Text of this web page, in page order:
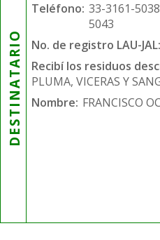
DESTINATARIO
Teléfono: 33-3161-
5043
No. de registro LAU-JAL:
Recibí los residuos
PLUMA, VICERAS Y
Nombre: FRANCISCO